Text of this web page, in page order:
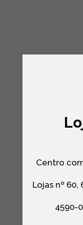
Centro
Lojas nº 60,
4590-